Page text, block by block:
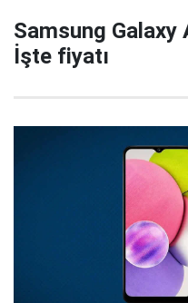
Samsung Galaxy
İşte fiyatı